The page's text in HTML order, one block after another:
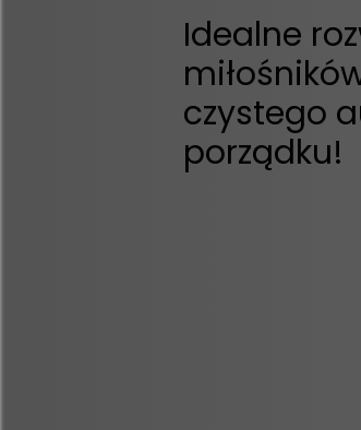
Idealne
czystego
porządku!